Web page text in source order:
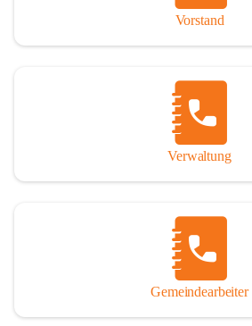
Vorstand
Verwaltung
Gemeindearbeiter